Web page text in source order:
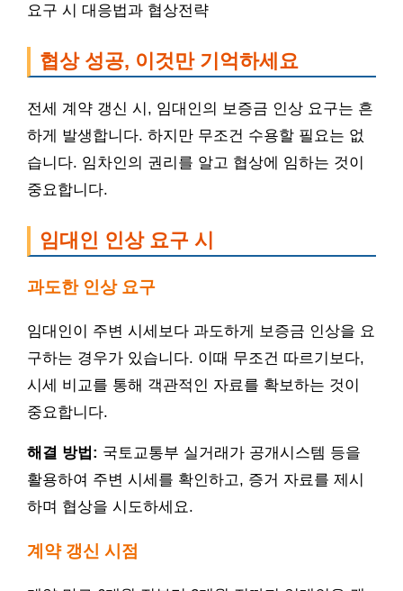
요구 시 대응법과 협상전략
협상 성공, 이것만 기억하세요
전세 계약 갱신 시, 임대인의 보증금 인상 요구는 흔
하게 발생합니다. 하지만 무조건 수용할 필요는 없
습니다. 임차인의 권리를 알고 협상에 임하는 것이
중요합니다.
임대인 인상 요구 시
과도한 인상 요구
임대인이 주변 시세보다 과도하게 보증금 인상을 요
구하는 경우가 있습니다. 이때 무조건 따르기보다,
시세 비교를 통해 객관적인 자료를 확보하는 것이
중요합니다.
해결 방법: 국토교통부 실거래가 공개시스템 등을
활용하여 주변 시세를 확인하고, 증거 자료를 제시
하며 협상을 시도하세요.
계약 갱신 시점